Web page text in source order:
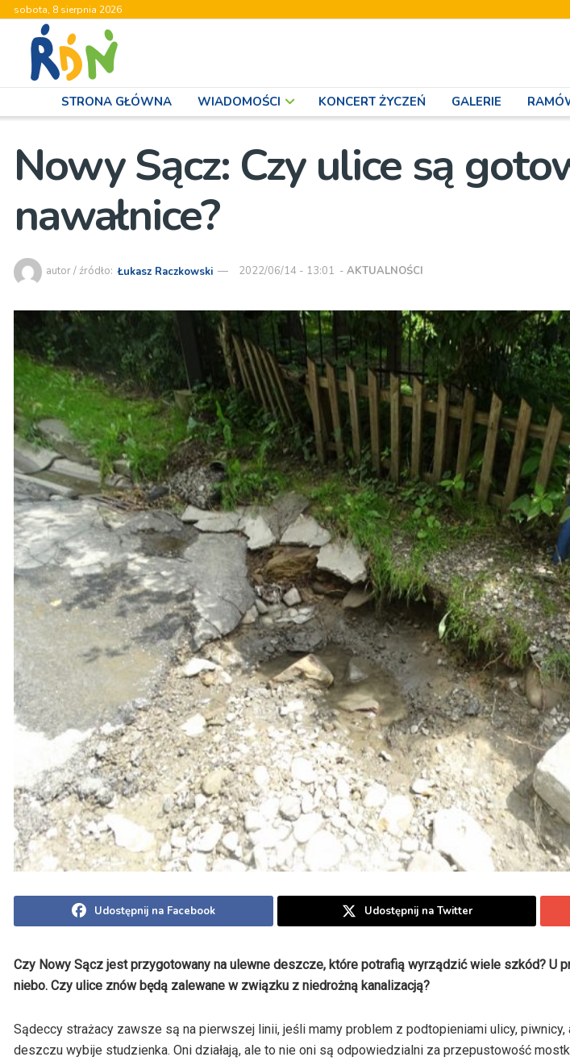
sobota, 8 sierpnia 2026
STRONA GŁÓWNA WIADOMOŚCI KONCERT ŻYCZEŃ GALERIE
Nowy Sącz: Czy ulice są
nawałnice?
autor / źródło: Łukasz Raczkowski 2022/06/14 - 13:01 - AKTUALNOŚCI
Udostępnij na Facebook Udostępnij na Twitter
Czy Nowy Sącz jest przygotowany na ulewne deszcze, które potrafią wyrządzić wiele szkód? U
niebo. Czy ulice znów będą zalewane w związku z niedrożną kanalizacją?
Sądeccy strażacy zawsze są na pierwszej linii, jeśli mamy problem z podtopieniami ulicy,
deszczu wybije studzienka. Oni działają, ale to nie oni są odpowiedzialni za przepustowość